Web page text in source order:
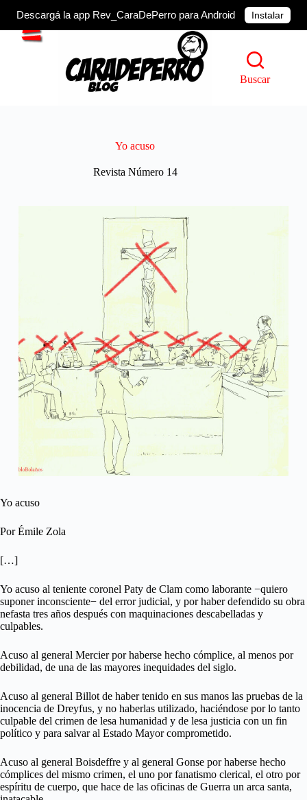
Descargá la app Rev_CaraDePerro para Android Instalar
Saltar
Buscar
Yo acuso
Revista Número 14
Yo acuso
Por Émile Zola
[…]
Yo acuso al teniente coronel Paty de Clam como laborante −quiero
suponer inconsciente− del error judicial, y por haber defendido su obra
nefasta tres años después con maquinaciones descabelladas y
culpables.
Acuso al general Mercier por haberse hecho cómplice, al menos por
debilidad, de una de las mayores inequidades del siglo.
Acuso al general Billot de haber tenido en sus manos las pruebas de la
inocencia de Dreyfus, y no haberlas utilizado, haciéndose por lo tanto
culpable del crimen de lesa humanidad y de lesa justicia con un fin
político y para salvar al Estado Mayor comprometido.
Acuso al general Boisdeffre y al general Gonse por haberse hecho
cómplices del mismo crimen, el uno por fanatismo clerical, el otro por
espíritu de cuerpo, que hace de las oficinas de Guerra un arca santa,